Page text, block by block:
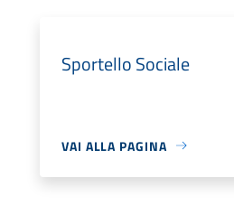
Sportello Sociale
VAI ALLA PAGINA